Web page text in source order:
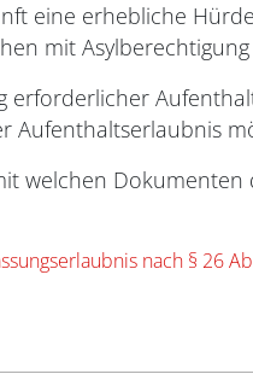
eine erhebliche
mit
Aufenthaltserlaubnis
welchen
nach § 26